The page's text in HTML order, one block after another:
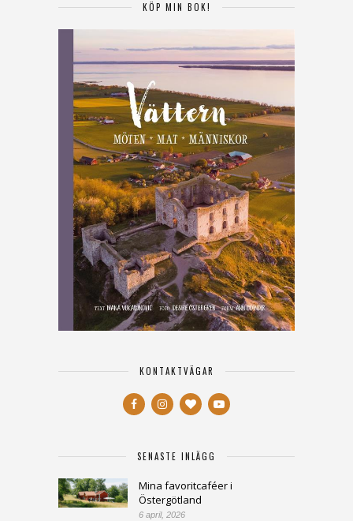
KÖP MIN BOK!
KONTAKTVÄGAR
SENASTE INLÄGG
Mina favoritcaféer i
Östergötland
6 april, 2026